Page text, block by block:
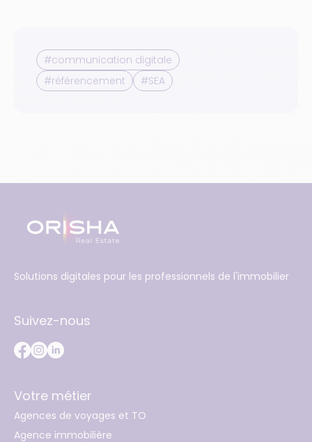
#communication digitale
#référencement
#SEA
Solutions digitales pour les professionnels de l'immobilier
Suivez-nous
Votre métier
Agences de voyages et TO
Agence immobilière